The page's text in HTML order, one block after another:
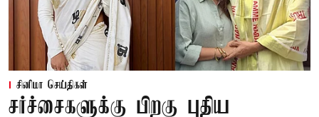
சினிமா செய்திகள்
சர்ச்சைகளுக்கு பிறகு புதிய